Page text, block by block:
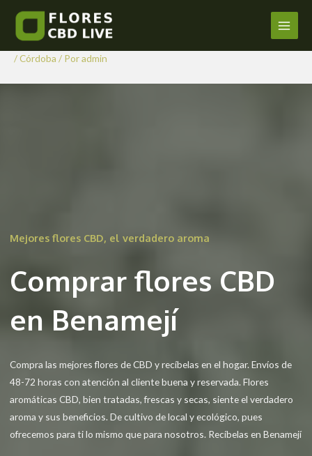
contenido
Main
Comprar Flores CBD en
Benamejí
/Córdoba / Poradmin
Mejores flores CBD, el verdadero aroma
Comprar flores CBD
en Benamejí
Compra las mejores flores de CBD y recíbelas en el hogar. Envíos de
48-72 horas con atención al cliente buena y reservada. Flores
aromáticas CBD, bien tratadas, frescas y secas, siente el verdadero
aroma y sus beneficios. De cultivo de local y ecológico, pues
ofrecemos para ti lo mismo que para nosotros. Recíbelas en Benamejí